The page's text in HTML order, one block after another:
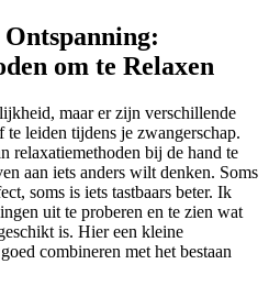
om te Relaxen
maar er zijn verschillende
te leiden tijdens je zwangerschap.
relaxatiemethoden bij de hand te
aan iets anders wilt denken. Soms
soms is iets tastbaars beter. Ik
uit te proberen en te zien wat
is. Hier een kleine
combineren met het bestaan